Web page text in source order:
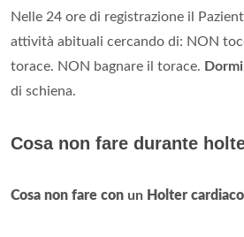
Nelle 24 ore di registrazione il
attività abituali cercando di: NON
torace. NON bagnare il torace.
di schiena.
Cosa non fare durante
Cosa non fare con un Holter cardiaco